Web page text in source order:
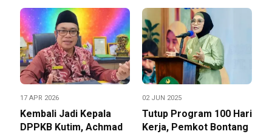
17 APR 2026
Kembali Jadi Kepala
DPPKB Kutim, Achmad
02 JUN 2025
Tutup Program 100 Hari
Kerja, Pemkot Bontang